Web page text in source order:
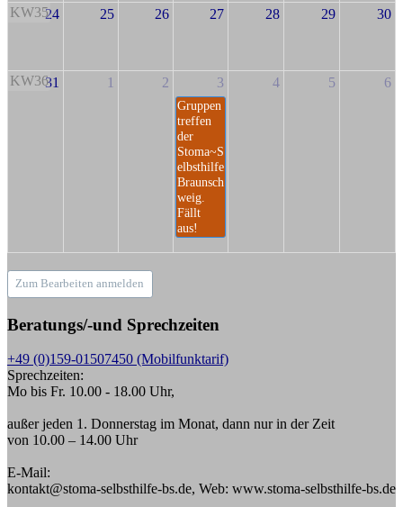
KW3524 25 26 27 28 29 30
KW3631 1 2 3
Gruppen
treffen
der
Stoma~S
elbsthilfe
Braunsch
weig.
Fällt
aus!
4 5 6
Zum Bearbeiten anmelden
Beratungs/-und Sprechzeiten
+49 (0)159-01507450 (Mobilfunktarif)
Sprechzeiten:
Mo bis Fr. 10.00 - 18.00 Uhr,
außer jeden 1. Donnerstag im Monat, dann nur in der Zeit
von 10.00 – 14.00 Uhr
E-Mail:
kontakt@stoma-selbsthilfe-bs.de, Web: www.stoma-selbsthilfe-bs.de